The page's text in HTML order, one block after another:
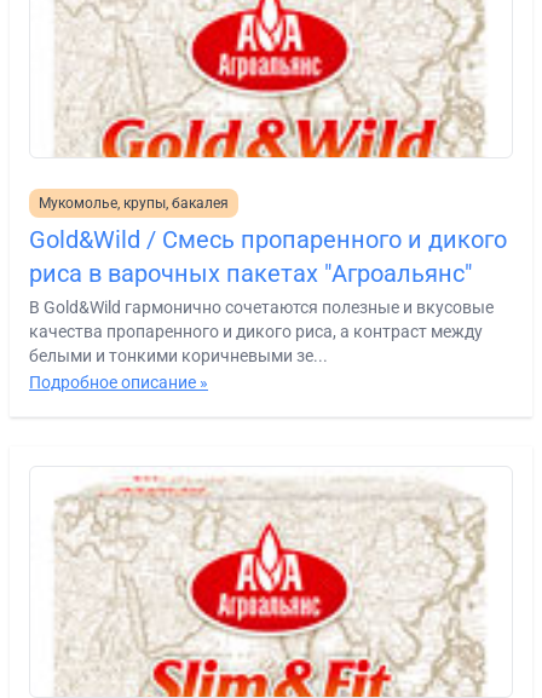
Мукомолье, крупы, бакалея
Gold&Wild / Смесь пропаренного и дикого
риса в варочных пакетах "Агроальянс"
В Gold&Wild гармонично сочетаются полезные и вкусовые
качества пропаренного и дикого риса, а контраст между
белыми и тонкими коричневыми зе...
Подробное описание »